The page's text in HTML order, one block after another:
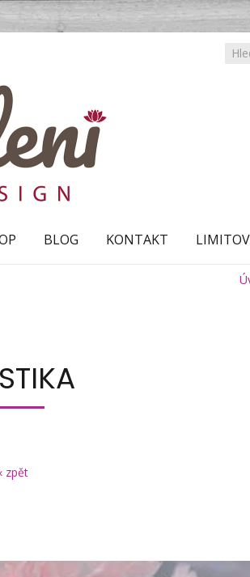
BLOG KONTAKT
zpět